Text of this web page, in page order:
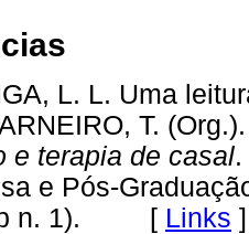
L. L. Uma
T.
e terapia de casal
e Pós-
n. 1). [ Links ]